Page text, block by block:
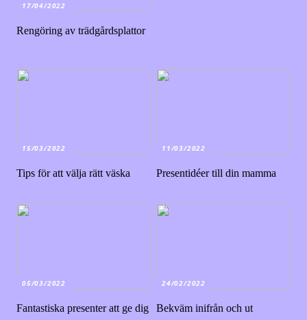
17/04/2022
Rengöring av trädgårdsplattor
15/03/2022
Tips för att välja rätt väska
11/03/2022
Presentidéer till din mamma
05/03/2022
Fantastiska presenter att ge dig
24/02/2022
Bekväm inifrån och ut